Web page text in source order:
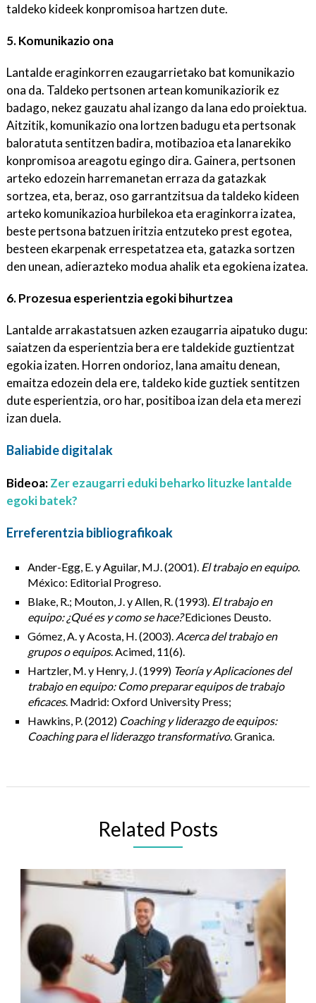
taldeko kideek konpromisoa hartzen dute.
5. Komunikazio ona
Lantalde eraginkorren ezaugarrietako bat komunikazio
ona da. Taldeko pertsonen artean komunikaziorik ez
badago, nekez gauzatu ahal izango da lana edo proiektua.
Aitzitik, komunikazio ona lortzen badugu eta pertsonak
baloratuta sentitzen badira, motibazioa eta lanarekiko
konpromisoa areagotu egingo dira. Gainera, pertsonen
arteko edozein harremanetan erraza da gatazkak
sortzea, eta, beraz, oso garrantzitsua da taldeko kideen
arteko komunikazioa hurbilekoa eta eraginkorra izatea,
beste pertsona batzuen iritzia entzuteko prest egotea,
besteen ekarpenak errespetatzea eta, gatazka sortzen
den unean, adierazteko modua ahalik eta egokiena izatea.
6. Prozesua esperientzia egoki bihurtzea
Lantalde arrakastatsuen azken ezaugarria aipatuko dugu:
saiatzen da esperientzia bera ere taldekide guztientzat
egokia izaten. Horren ondorioz, lana amaitu denean,
emaitza edozein dela ere, taldeko kide guztiek sentitzen
dute esperientzia, oro har, positiboa izan dela eta merezi
izan duela.
Baliabide digitalak
Bideoa:Zer ezaugarri eduki beharko lituzke lantalde
egoki batek?
Erreferentzia bibliografikoak
Ander-Egg, E. y Aguilar, M.J. (2001). El trabajo en equipo.
México: Editorial Progreso.
Blake, R.; Mouton, J. y Allen, R. (1993). El trabajo en
equipo: ¿Qué es y como se hace?Ediciones Deusto.
Gómez, A. y Acosta, H. (2003). Acerca del trabajo en
grupos o equipos. Acimed, 11(6).
Hartzler, M. y Henry, J. (1999) Teoría y Aplicaciones del
trabajo en equipo: Como preparar equipos de trabajo
eficaces. Madrid: Oxford University Press;
Hawkins, P. (2012) Coaching y liderazgo de equipos:
Coaching para el liderazgo transformativo. Granica.
Related Posts